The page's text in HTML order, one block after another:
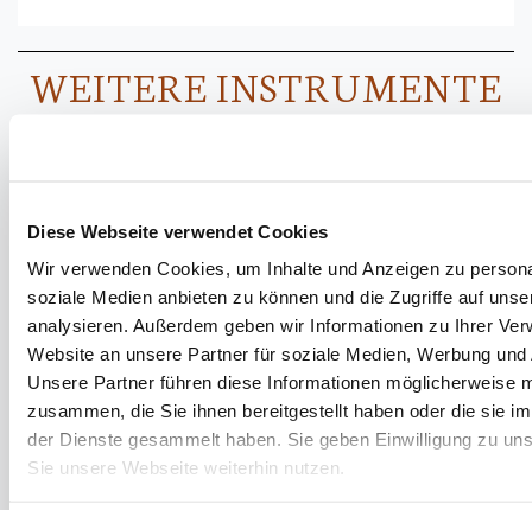
Diese Webseite verwendet Cookies
Wir verwenden Cookies, um Inhalte und Anzeigen zu
soziale Medien anbieten zu können und die Zugriffe auf
analysieren. Außerdem geben wir Informationen zu Ihrer
Website an unsere Partner für soziale Medien, Werbung
Unsere Partner führen diese Informationen möglicherweise
zusammen, die Sie ihnen bereitgestellt haben oder die sie
der Dienste gesammelt haben. Sie geben Einwilligung zu
Sie unsere Webseite weiterhin nutzen.
WEITERE INSTRUMENTE